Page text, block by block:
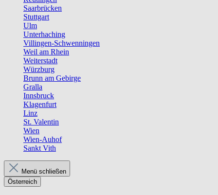
Saarbrücken
Stuttgart
Ulm
Unterhaching
Villingen-Schwenningen
Weil am Rhein
Weiterstadt
Würzburg
Brunn am Gebirge
Gralla
Innsbruck
Klagenfurt
Linz
St. Valentin
Wien
Wien-Auhof
Sankt Vith
Menü schließen
Österreich